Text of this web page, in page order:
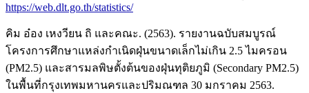
https://web.dlt.go.th/statistics/
คิม อ๋อง เหงวียน ถิ และคณะ. (2563). รายงานฉบับสมบูรณ์
โครงการศึกษาแหล่งกำเนิดฝุ่นขนาดเล็กไม่เกิน 2.5 ไมครอน
(PM2.5) และสารมลพิษตั้งต้นของฝุ่นทุติยภูมิ (Secondary PM2.5)
ในพื้นที่กรุงเทพมหานครและปริมณฑล 30 มกราคม 2563.